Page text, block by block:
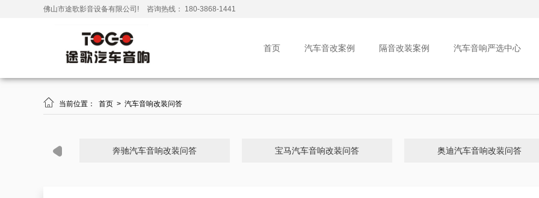
佛山市途歌影音设备有限公司! 咨询热线： 180-3868-1441
首页 汽车音改案例 隔音改装案例 汽车音响严选中心
 当前位置： 首页 > 汽车音响改装问答
奔驰汽车音响改装问答 宝马汽车音响改装问答 奥迪汽车音响改装问答